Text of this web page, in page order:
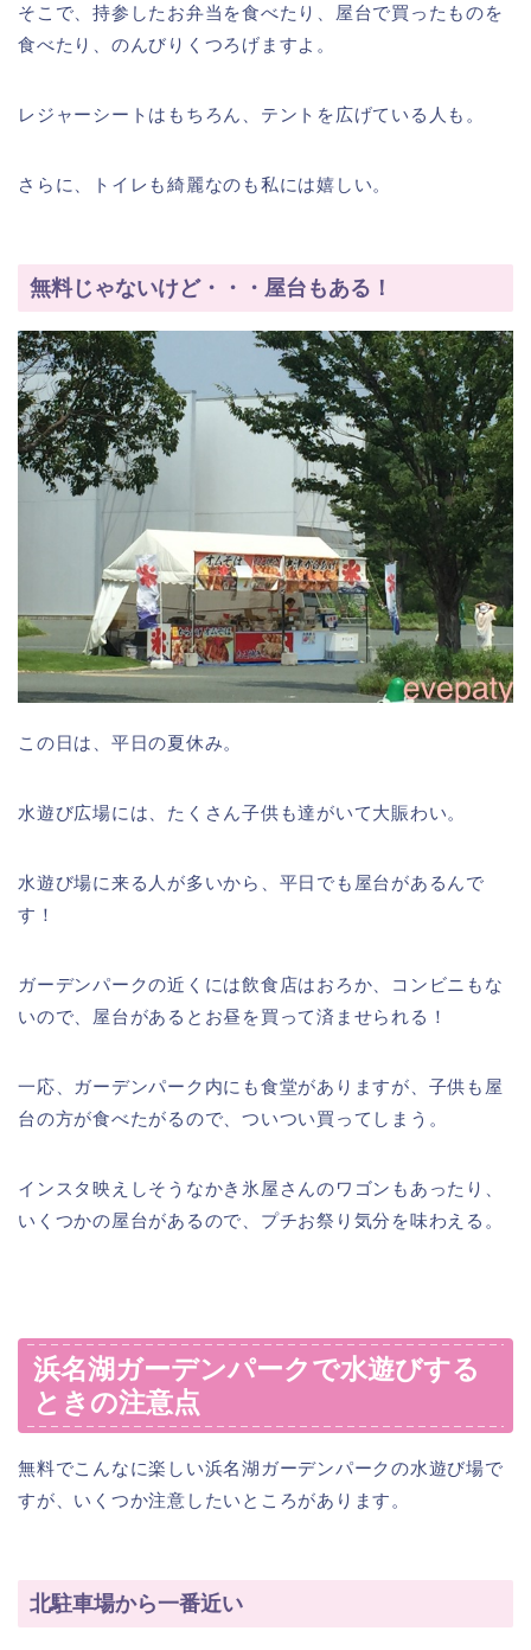
そこで、持参したお弁当を食べたり、屋台で買ったものを
食べたり、のんびりくつろげますよ。
レジャーシートはもちろん、テントを広げている人も。
さらに、トイレも綺麗なのも私には嬉しい。
無料じゃないけど・・・屋台もある！
この日は、平日の夏休み。
水遊び広場には、たくさん子供も達がいて大賑わい。
水遊び場に来る人が多いから、平日でも屋台があるんで
す！
ガーデンパークの近くには飲食店はおろか、コンビニもな
いので、屋台があるとお昼を買って済ませられる！
一応、ガーデンパーク内にも食堂がありますが、子供も屋
台の方が食べたがるので、ついつい買ってしまう。
インスタ映えしそうなかき氷屋さんのワゴンもあったり、
いくつかの屋台があるので、プチお祭り気分を味わえる。
浜名湖ガーデンパークで水遊びする
ときの注意点
無料でこんなに楽しい浜名湖ガーデンパークの水遊び場で
すが、いくつか注意したいところがあります。
北駐車場から一番近い